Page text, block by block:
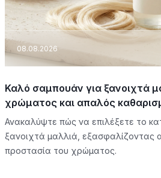
08.08.2026
Καλό σαμπουάν για ξανοιχτά
χρώματος και απαλός
Ανακαλύψτε πώς να επιλέξετε το
ξανοιχτά μαλλιά, εξασφαλίζοντας
προστασία του χρώματος.